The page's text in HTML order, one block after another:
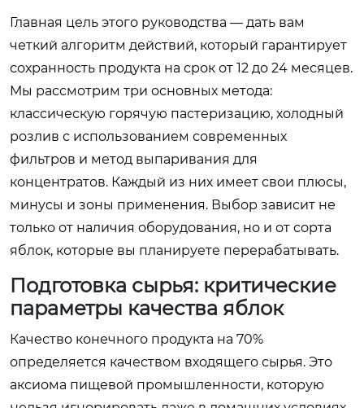
Главная цель этого руководства — дать вам
четкий алгоритм действий, который гарантирует
сохранность продукта на срок от 12 до 24 месяцев.
Мы рассмотрим три основных метода:
классическую горячую пастеризацию, холодный
розлив с использованием современных
фильтров и метод выпаривания для
концентратов. Каждый из них имеет свои плюсы,
минусы и зоны применения. Выбор зависит не
только от наличия оборудования, но и от сорта
яблок, которые вы планируете перерабатывать.
Подготовка сырья: критические
параметры качества яблок
Качество конечного продукта на 70%
определяется качеством входящего сырья. Это
аксиома пищевой промышленности, которую